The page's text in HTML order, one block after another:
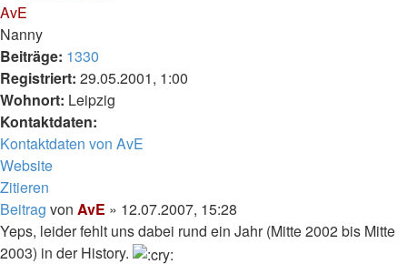
AvE
Nanny
Beiträge: 1330
Registriert: 29.05.2001, 1:00
Wohnort: Leipzig
Kontaktdaten:
Kontaktdaten von AvE
Website
Zitieren
Beitrag von AvE » 12.07.2007, 15:28
Yeps, leider fehlt uns dabei rund ein Jahr (Mitte 2002 bis Mitte
2003) in der History.